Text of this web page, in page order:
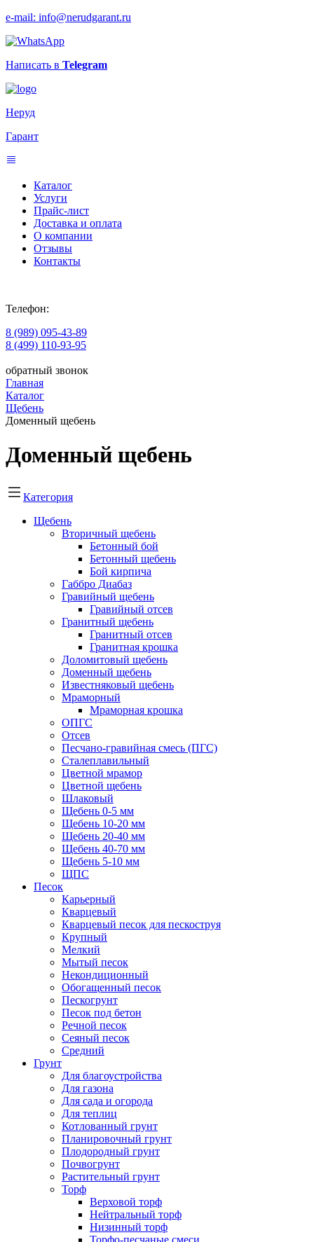
e-mail: info@nerudgarant.ru
Написать в Telegram
Неруд
Гарант
Каталог
Услуги
Прайс-лист
Доставка и оплата
О компании
Отзывы
Контакты
Телефон:
8 (989) 095-43-89
8 (499) 110-93-95
обратный звонок
Главная
Каталог
Щебень
Доменный щебень
Доменный щебень
Категория
Щебень
Вторичный щебень
Бетонный бой
Бетонный щебень
Бой кирпича
Габбро Диабаз
Гравийный щебень
Гравийный отсев
Гранитный щебень
Гранитный отсев
Гранитная крошка
Доломитовый щебень
Доменный щебень
Известняковый щебень
Мраморный
Мраморная крошка
ОПГС
Отсев
Песчано-гравийная смесь (ПГС)
Сталеплавильный
Цветной мрамор
Цветной щебень
Шлаковый
Щебень 0-5 мм
Щебень 10-20 мм
Щебень 20-40 мм
Щебень 40-70 мм
Щебень 5-10 мм
ЩПС
Песок
Карьерный
Кварцевый
Кварцевый песок для пескоструя
Крупный
Мелкий
Мытый песок
Некондиционный
Обогащенный песок
Пескогрунт
Песок под бетон
Речной песок
Сеяный песок
Средний
Грунт
Для благоустройства
Для газона
Для сада и огорода
Для теплиц
Котлованный грунт
Планировочный грунт
Плодородный грунт
Почвогрунт
Растительный грунт
Торф
Верховой торф
Нейтральный торф
Низинный торф
Торфо-песчаные смеси